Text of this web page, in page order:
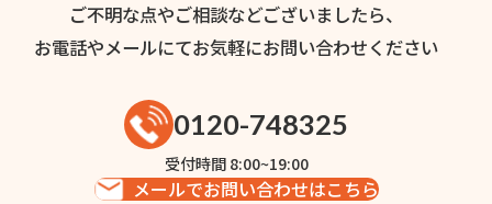
ご不明な点やご相談などございましたら、
お電話やメールにてお気軽にお問い合わせください
0120-748325
受付時間 8:00~19:00
メールでお問い合わせはこちら